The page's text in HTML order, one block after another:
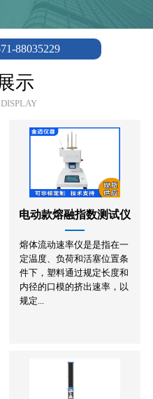
88035229
示
电动款熔融指数测试仪
熔体流动速率仪是是指在一
定温度、负荷和活塞位置条
件下，塑料通过规定长度和
内径的口模的挤出速率，以
规定...